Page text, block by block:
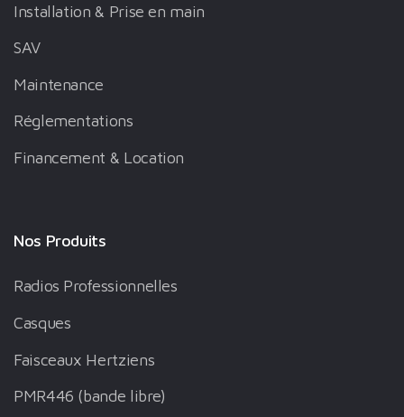
Installation & Prise en main
SAV
Maintenance
Réglementations
Financement & Location
Nos Produits
Radios Professionnelles
Casques
Faisceaux Hertziens
PMR446 (bande libre)